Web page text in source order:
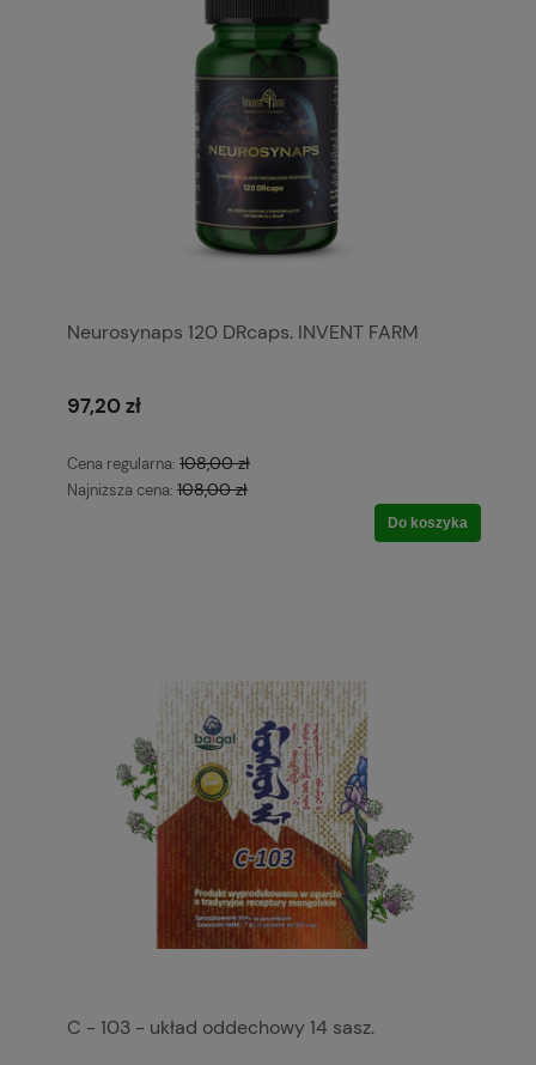
Neurosynaps 120 DRcaps. INVENT FARM
97,20 zł
Cena regularna: 108,00 zł
Najniższa cena: 108,00 zł
Do koszyka
C - 103 - układ oddechowy 14 sasz.